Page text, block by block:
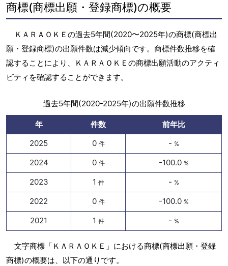
商標(商標出願・登録商標)の概要
ＫＡＲＡＯＫＥの過去5年間(2020〜2025年)の商標(商標出
願・登録商標)の出願件数は減少傾向です。商標件数推移を確
認することにより、ＫＡＲＡＯＫＥの商標出願活動のアクティ
ビティを確認することができます。
過去5年間(2020-2025年)の出願件数推移
年 件数
前年比
2025
0 件 - %
2024 0 件 -100.0 %
2023 1 件 - %
2022 0 件 -100.0 %
2021 1 件 - %
文字商標「ＫＡＲＡＯＫＥ」における商標(商標出願・登録
商標)の概要は、以下の通りです。